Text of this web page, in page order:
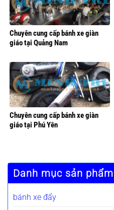
Danh mục sản phẩm
bánh xe đẩy
Chuyên cung cấp bánh xe giàn
giáo tại Quảng Nam
Chuyên cung cấp bánh xe giàn
giáo tại Phú Yên